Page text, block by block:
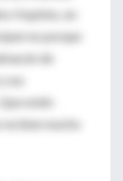
Hopkins, en
no porque
de
estén
mucho